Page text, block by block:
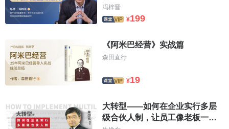
幸运的是我得到了许多朋友的支持，我和一起从松风工
业辞职出来的7位同仁一起创建了京都陶瓷公司（现在的京
瓷）。当时我没有创业资金，是支持我的朋友们为了让我向
世人展示我的技术而出资成立了公司。如果我家境富裕，有
本钱成立公司的话，恐怕公司的情况就会大不相同吧。但
是，我既没有
资金
和经验，也没有了不起的技术和设备，有
司才得以成立。
公司在启动阶段，得到了当时担任宫木电机公司专务的
冯梓晋
¥199
《阿米巴经营》实战篇
森田直行
¥19
大转型——如何在企业实行多层
级合伙人制，让员工像老板一样